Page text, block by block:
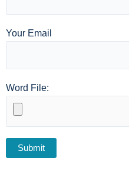
Your Email
Word File: